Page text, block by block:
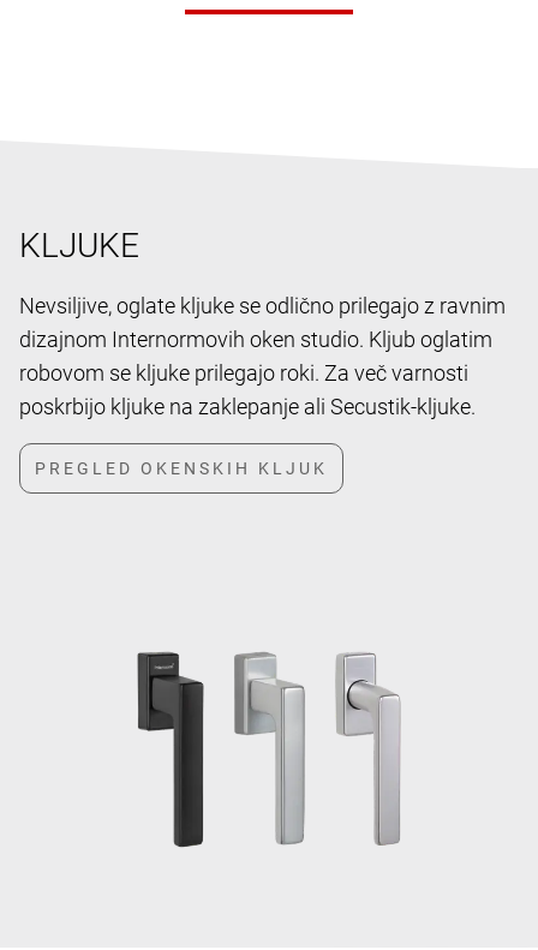
KLJUKE
Nevsiljive, oglate kljuke se odlično prilegajo z ravnim
dizajnom Internormovih oken studio. Kljub oglatim
robovom se kljuke prilegajo roki. Za več varnosti
poskrbijo kljuke na zaklepanje ali Secustik-kljuke.